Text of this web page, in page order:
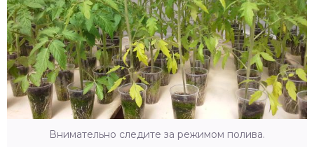
Внимательно следите за режимом полива.